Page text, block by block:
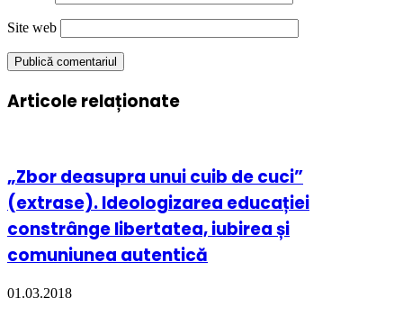
Site web
Articole relaționate
„Zbor deasupra unui cuib de cuci”
(extrase). Ideologizarea educației
constrânge libertatea, iubirea și
comuniunea autentică
01.03.2018